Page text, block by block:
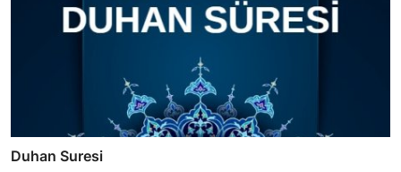
Duhan Suresi